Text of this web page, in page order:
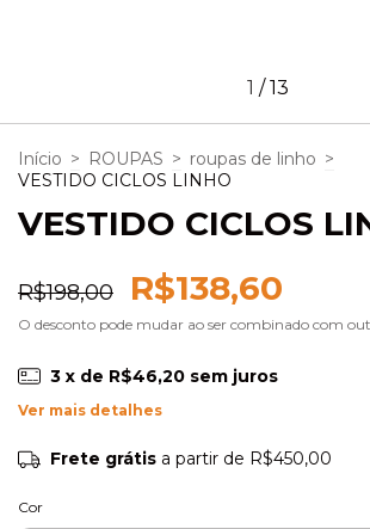
1 /13
Início > ROUPAS > roupas de linho >
VESTIDO CICLOS LINHO
VESTIDO CICLOS
R$198,00 R$138,60
O desconto pode mudar ao ser combinado com
3 x de R$46,20 sem juros
Ver mais detalhes
Frete grátis a partir de R$450,00
Cor